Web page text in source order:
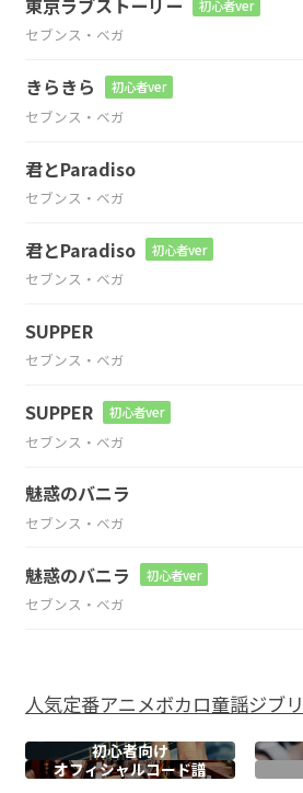
東京ラブストーリー 初心者ver
セブンス・ベガ
きらきら 初心者ver
セブンス・ベガ
君とParadiso
セブンス・ベガ
君とParadiso 初心者ver
セブンス・ベガ
SUPPER
セブンス・ベガ
SUPPER 初心者ver
セブンス・ベガ
魅惑のバニラ
セブンス・ベガ
魅惑のバニラ 初心者ver
セブンス・ベガ
人気定番アニメボカロ童謡ジブリ
初心者向け
オフィシャルコード譜